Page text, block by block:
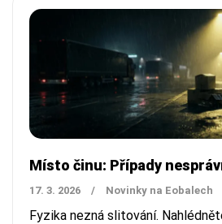
Místo činu: Případy
17. 3. 2026 / Novinky na Eobalech
Fyzika nezná slitování.